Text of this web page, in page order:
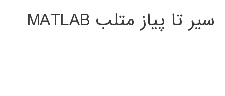
سیر تا پیاز متلب MATLAB